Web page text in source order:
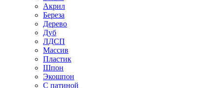
Акрил
Береза
Дерево
Дуб
ЛДСП
Массив
Пластик
Шпон
Экошпон
С патиной